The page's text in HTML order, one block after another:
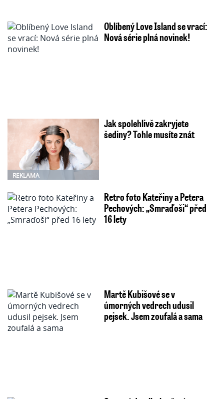
Oblíbený Love Island se vrací:
Nová série plná novinek!
REKLAMA
Jak spolehlivě zakryjete
šediny? Tohle musíte znát
Retro foto Kateřiny a Petera
Pechových: „Smraďoši“ před
16 lety
Martě Kubišové se v
úmorných vedrech udusil
pejsek. Jsem zoufalá a sama